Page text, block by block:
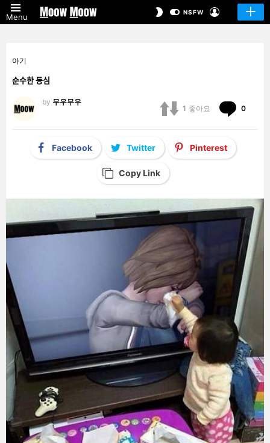
Menu
SWITCHNSFW
아기
순수한 동심
by 무우무우
1 좋아요 0
Facebook Twitter Pinterest
Copy Link